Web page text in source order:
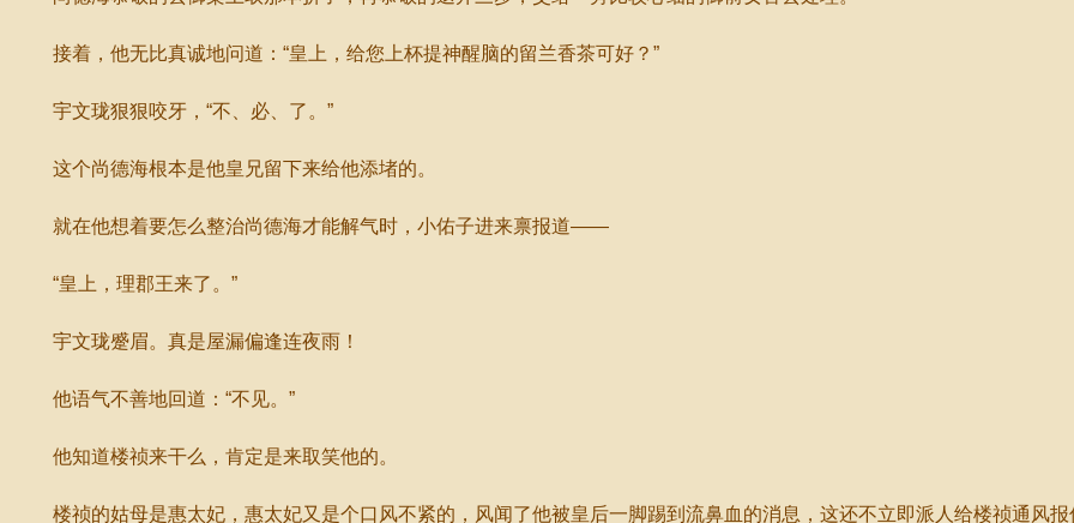
接着，他无比真诚地问道：“皇上，给您上杯提神醒脑的留兰香茶可好？”
宇文珑狠狠咬牙，“不、必、了。”
这个尚德海根本是他皇兄留下来给他添堵的。
就在他想着要怎么整治尚德海才能解气时，小佑子进来禀报道——
“皇上，理郡王来了。”
宇文珑蹙眉。真是屋漏偏逢连夜雨！
他语气不善地回道：“不见。”
他知道楼祯来干么，肯定是来取笑他的。
楼祯的姑母是惠太妃，惠太妃又是个口风不紧的，风闻了他被皇后一脚踢到流鼻血的消息，这还不立即派人给楼祯通风报